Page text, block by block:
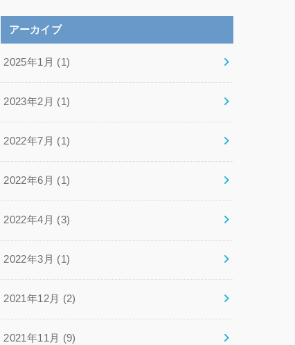
アーカイブ
2025年1月 (1)
2023年2月 (1)
2022年7月 (1)
2022年6月 (1)
2022年4月 (3)
2022年3月 (1)
2021年12月 (2)
2021年11月 (9)